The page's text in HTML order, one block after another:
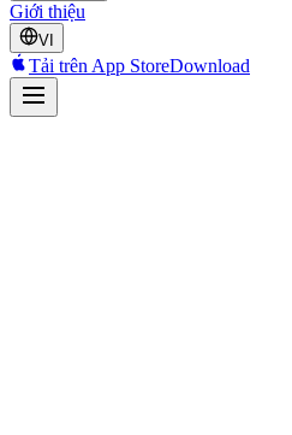
Giới thiệu
VI
Tải trên App StoreDownload